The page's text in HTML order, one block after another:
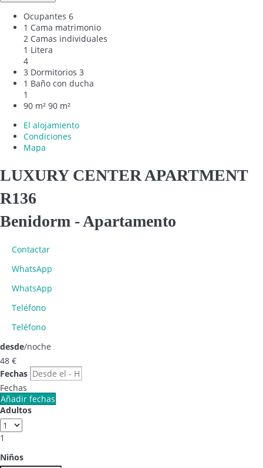
Ocupantes 6
1 Cama matrimonio
2 Camas individuales
1 Litera
4
3 Dormitorios 3
1 Baño con ducha
1
90 m² 90 m²
El alojamiento
Condiciones
Mapa
LUXURY CENTER APARTMENT
R136
Benidorm -Apartamento
Contactar
WhatsApp
WhatsApp
Teléfono
Teléfono
desde/noche
48 €
Fechas
Fechas
Añadir fechas
Adultos
1
Niños